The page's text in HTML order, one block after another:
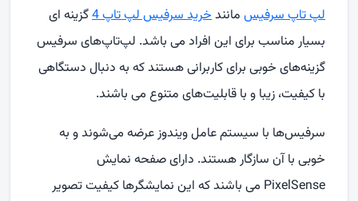
لپ تاپ سرفیس مانندخرید سرفیس لپ تاپ 4 گزینه ای
بسیار مناسب برای این افراد می باشد. لپ‌تاپ‌های سرفیس
گزینه‌های خوبی برای کاربرانی هستند که به دنبال دستگاهی
با کیفیت، زیبا و با قابلیت‌های متنوع می باشند.
سرفیس‌ها با سیستم عامل ویندوز عرضه می‌شوند و به
خوبی با آن سازگار هستند. دارای صفحه نمایش
PixelSense می باشند که این نمایشگرها کیفیت تصویر